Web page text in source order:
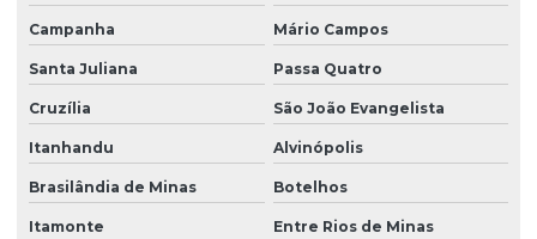
Campanha Mário Campos
Santa Juliana Passa Quatro
Cruzília São João Evangelista
Itanhandu Alvinópolis
Brasilândia de Minas Botelhos
Itamonte Entre Rios de Minas